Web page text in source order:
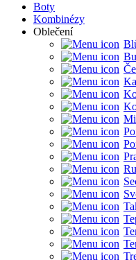
Boty
Kombinézy
Oblečení